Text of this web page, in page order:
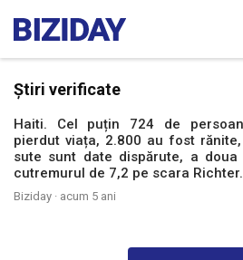
Știri verificate
Haiti. Cel puțin 724 de
pierdut viața, 2.800 au fost
sute sunt date dispărute, a doua
cutremurul de 7,2 pe scara Richter.
Biziday · acum 5 ani